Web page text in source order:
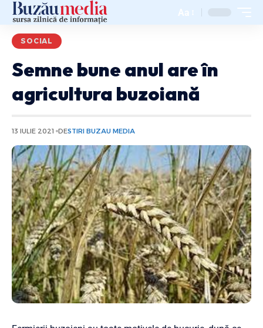
Aa
SOCIAL
Semne bune anul are în
agricultura buzoiană
13 IULIE 2021 DESTIRI BUZAU MEDIA